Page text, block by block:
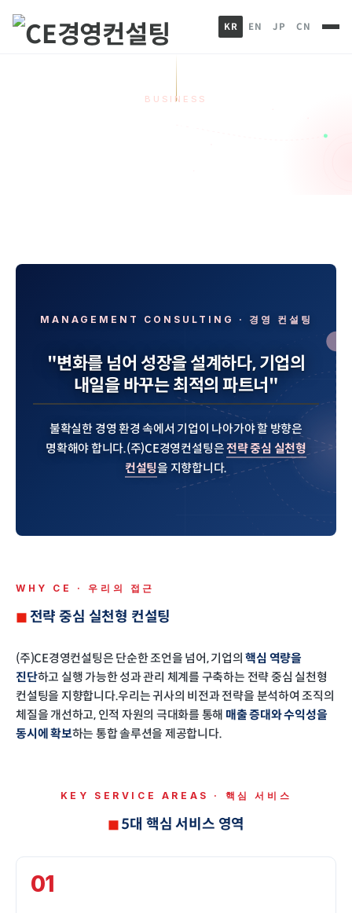
KR EN JP CN
BUSINESS
MANAGEMENT CONSULTING · 경영 컨설팅
"변화를 넘어 성장을 설계하다,기업의
내일을 바꾸는 최적의 파트너"
불확실한 경영 환경 속에서 기업이 나아가야 할 방향은
명확해야 합니다.(주)CE경영컨설팅은전략 중심 실천형
컨설팅을 지향합니다.
WHY CE · 우리의 접근
전략 중심 실천형 컨설팅
(주)CE경영컨설팅은 단순한 조언을 넘어, 기업의핵심 역량을
진단하고 실행 가능한 성과 관리 체계를 구축하는 전략 중심 실천형
컨설팅을 지향합니다.우리는 귀사의 비전과 전략을 분석하여 조직의
체질을 개선하고, 인적 자원의 극대화를 통해 매출 증대와 수익성을
동시에 확보하는 통합 솔루션을 제공합니다.
KEY SERVICE AREAS · 핵심 서비스
5대 핵심 서비스 영역
01